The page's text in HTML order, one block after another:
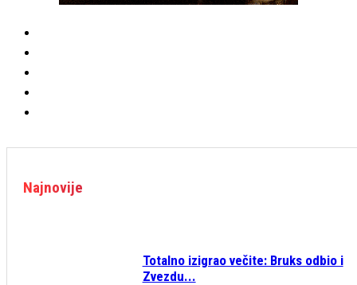
Najnovije
Totalno izigrao večite: Bruks odbio i
Zvezdu...